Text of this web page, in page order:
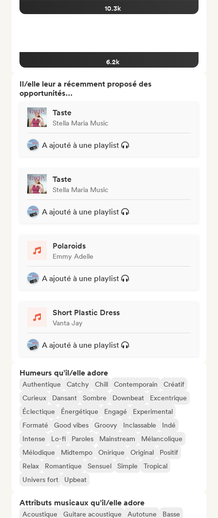
10.3k
6.2k
Il/elle leur a récemment proposé des
opportunités…
Taste
Stella Maria Music
A ajouté à une playlist
Taste
Stella Maria Music
A ajouté à une playlist
Polaroids
Emmy Adelle
A ajouté à une playlist
Short Plastic Dress
Vanta Jay
A ajouté à une playlist
Humeurs qu’il/elle adore
Authentique Catchy Chill Contemporain
Créatif
Curieux
Dansant Sombre Downbeat
Excentrique
Éclectique
Énergétique Engagé
Experimental
Formaté
Good vibes Groovy Inclassable
Indé
Intense
Lo-fi Paroles Mainstream
Mélancolique
Mélodique
Midtempo Onirique Original
Positif
Relax
Romantique Sensuel Simple
Tropical
Univers fort
Upbeat
Attributs musicaux qu’il/elle adore
Acoustique Guitare acoustique Autotune Basse